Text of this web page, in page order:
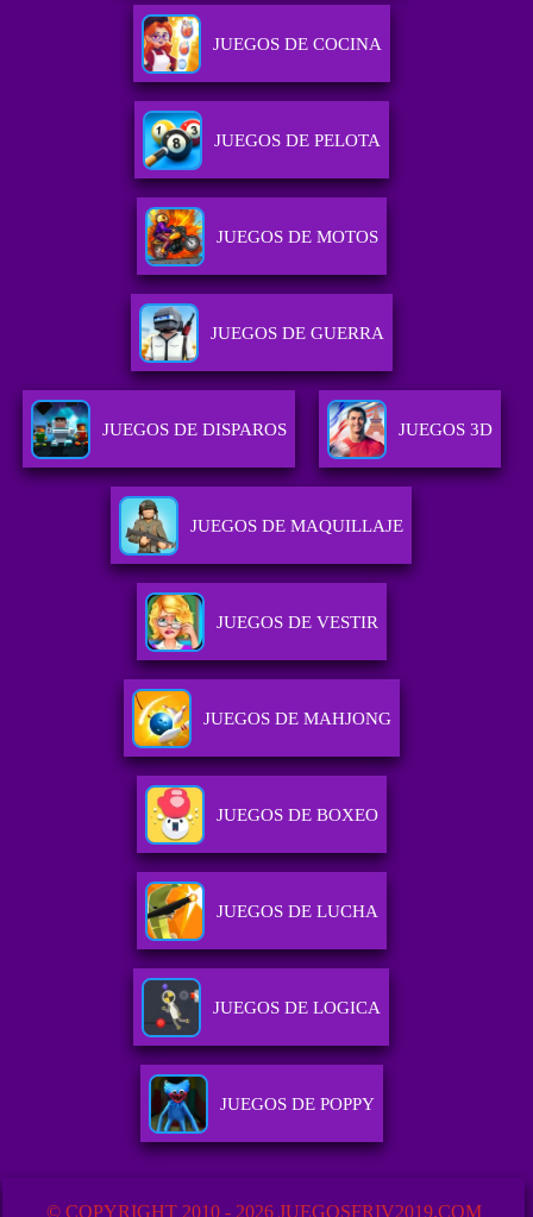
JUEGOS DE COCINA
JUEGOS DE PELOTA
JUEGOS DE MOTOS
JUEGOS DE GUERRA
JUEGOS DE DISPAROS JUEGOS 3D
JUEGOS DE MAQUILLAJE
JUEGOS DE VESTIR
JUEGOS DE MAHJONG
JUEGOS DE BOXEO
JUEGOS DE LUCHA
JUEGOS DE LOGICA
JUEGOS DE POPPY
© COPYRIGHT 2010 - 2026 JUEGOSFRIV2019.COM